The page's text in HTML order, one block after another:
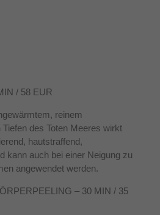
/ 58 EUR
reinem
des Toten Meeres wirkt
hautstraffend,
kann auch bei einer Neigung zu
angewendet werden.
– 30 MIN / 35